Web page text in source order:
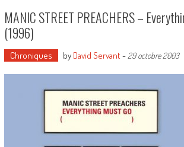
MANIC STREET PREACHERS –
(1996)
Chroniques by David Servant- 29 octobre 2003